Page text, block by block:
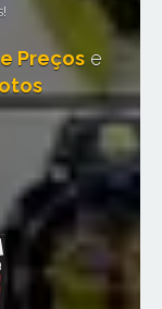
Preçose